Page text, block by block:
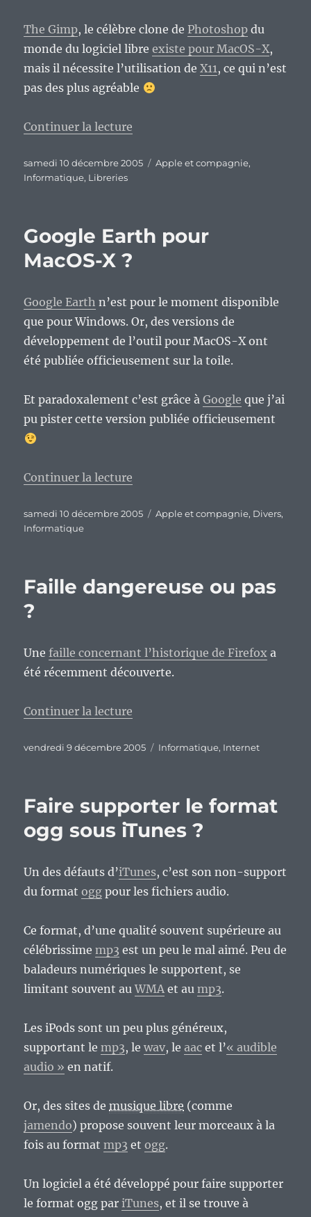
The Gimp, le célèbre clone de Photoshop du
monde du logiciel libreexiste pour MacOS-X,
mais il nécessite l’utilisation deX11, ce qui n’est
pas des plus agréable
Continuer la lecture
Publié
le
samedi 10 décembre 2005 Catégories
Apple et compagnie,
Informatique, Libreries
Google Earth pour
MacOS-X ?
Google Earth n’est pour le moment disponible
que pour Windows. Or, des versions de
développement de l’outil pour MacOS-X ont
été publiée officieusement sur la toile.
Et paradoxalement c’est grâce àGoogle que j’ai
pu pister cette version publiée officieusement
Continuer la lecture
Publié
le
samedi 10 décembre 2005 Catégories
Apple et compagnie, Divers,
Informatique
Faille dangereuse ou pas
?
Unefaille concernant l’historique de Firefox a
été récemment découverte.
Continuer la lecture
Publié
vendredi 9 décembre 2005 Catégories
Informatique, Internet
Faire supporter le format
ogg sous iTunes ?
Un des défauts d’iTunes, c’est son non-support
du formatogg pour les fichiers audio.
Ce format, d’une qualité souvent supérieure au
célébrissimemp3 est un peu le mal aimé. Peu de
baladeurs numériques le supportent, se
limitant souvent auWMAet aump3.
Les iPods sont un peu plus généreux,
supportant lemp3, lewav, leaac et l’« audible
audio » en natif.
Or, des sites demusique libre (comme
jamendo) propose souvent leur morceaux à la
fois au formatmp3 etogg.
Un logiciel a été développé pour faire supporter
le format ogg pariTunes, et il se trouve à